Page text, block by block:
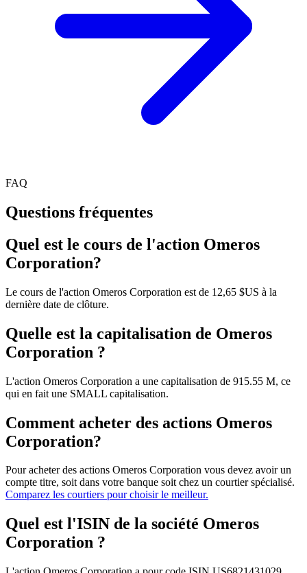
FAQ
Questions fréquentes
Quel est le cours de l'action Omeros
Corporation?
Le cours de l'action Omeros Corporation est de 12,65 $US à la
dernière date de clôture.
Quelle est la capitalisation de Omeros
Corporation ?
L'action Omeros Corporation a une capitalisation de 915.55 M, ce
qui en fait une SMALL capitalisation.
Comment acheter des actions Omeros
Corporation?
Pour acheter des actions Omeros Corporation vous devez avoir un
compte titre, soit dans votre banque soit chez un courtier spécialisé.
Comparez les courtiers pour choisir le meilleur.
Quel est l'ISIN de la société Omeros
Corporation ?